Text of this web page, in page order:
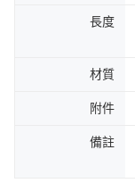
長度
材質
附件
備註